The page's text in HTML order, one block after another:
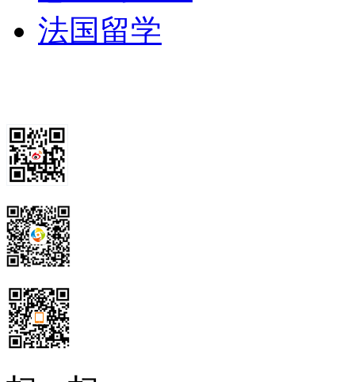
中排名第 14
在 2010 年美国大学学
名(Student couneling &
在 2010 年美国小学教
(Elementary teacher
在 2010 年美国大学高
(Higher education
法国留学